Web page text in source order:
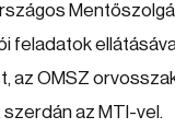
feladatok
az OMSZ
szerdán az MTI-vel.